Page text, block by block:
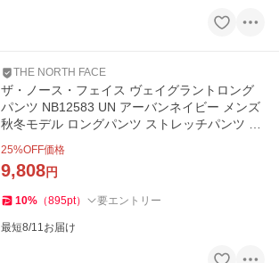
THE NORTH FACE
ザ・ノース・フェイス ヴェイグラントロング
パンツ NB12583 UN アーバンネイビー メンズ
秋冬モデル ロングパンツ ストレッチパンツ ア
25%OFF価格
9,808円
10% （895pt） 要エントリー
最短8/11お届け